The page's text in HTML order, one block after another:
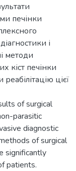
печінки
і
методи
кіст печінки
цієї
of surgical
parasitic
diagnostic
of surgical
significantly
patients.